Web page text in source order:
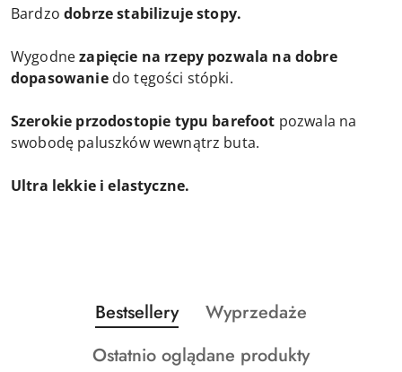
Bardzo dobrze stabilizuje stopy.
Wygodnezapięcie na rzepy pozwala na dobre
dopasowaniedo tęgości stópki.
Szerokie przodostopie typu barefoot pozwala na
swobodę paluszków wewnątrz buta.
Ultra lekkie i elastyczne.
Pomiń karuzelę produktów
Produkty
o
statusie:
Bestsellery
Produkty
statusie:
Wyprzedaże
Produkty
Ostatnio oglądane produkty